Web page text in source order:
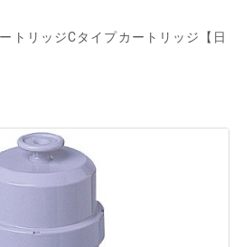
トリッジCタイプカートリッジ【日